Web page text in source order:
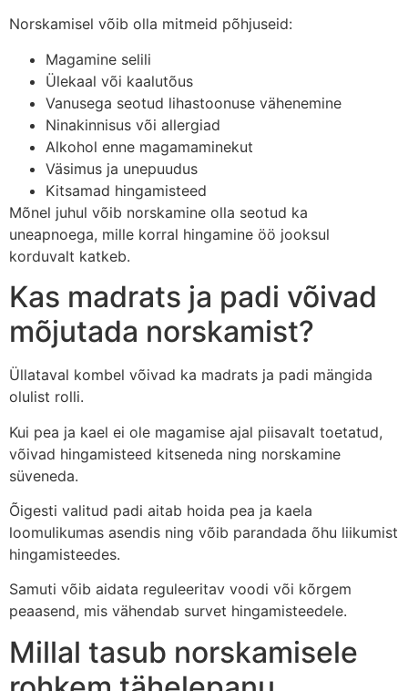
Norskamisel võib olla mitmeid põhjuseid:
Magamine selili
Ülekaal või kaalutõus
Vanusega seotud lihastoonuse vähenemine
Ninakinnisus või allergiad
Alkohol enne magamaminekut
Väsimus ja unepuudus
Kitsamad hingamisteed
Mõnel juhul võib norskamine olla seotud ka
uneapnoega, mille korral hingamine öö jooksul
korduvalt katkeb.
Kas madrats ja padi võivad
mõjutada norskamist?
Üllataval kombel võivad ka madrats ja padi mängida
olulist rolli.
Kui pea ja kael ei ole magamise ajal piisavalt toetatud,
võivad hingamisteed kitseneda ning norskamine
süveneda.
Õigesti valitud padi aitab hoida pea ja kaela
loomulikumas asendis ning võib parandada õhu liikumist
hingamisteedes.
Samuti võib aidata reguleeritav voodi või kõrgem
peaasend, mis vähendab survet hingamisteedele.
Millal tasub norskamisele